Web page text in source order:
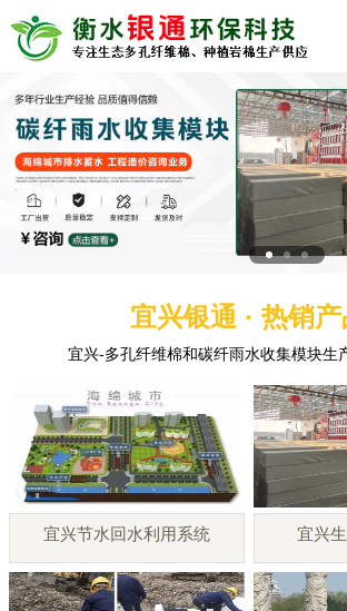
宜兴银通 · 热销
宜兴-多孔纤维棉和碳纤雨水收集模块生
宜兴节水回水利用系统 宜兴